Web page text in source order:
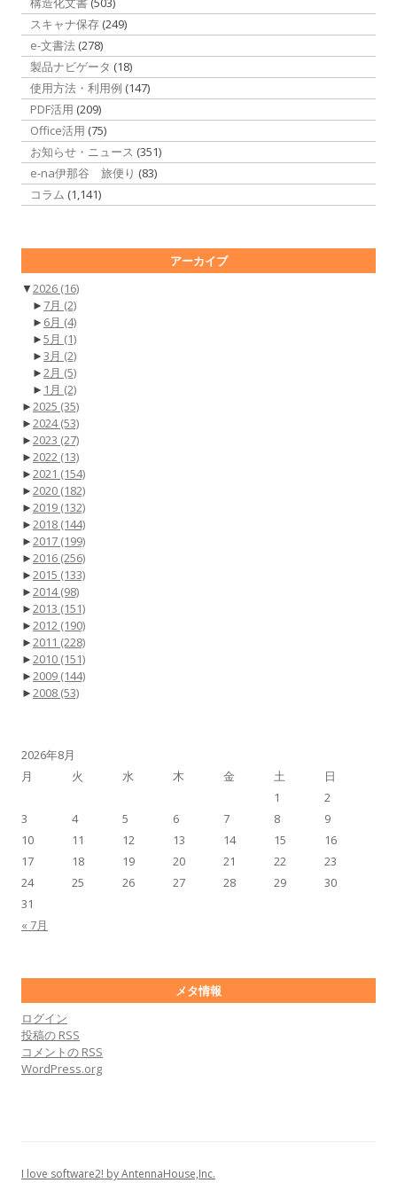
スキャナ保存 (249)
e-文書法 (278)
製品ナビゲータ (18)
使用方法・利用例 (147)
PDF活用 (209)
Office活用 (75)
お知らせ・ニュース (351)
e-na伊那谷 旅便り (83)
コラム (1,141)
アーカイブ
▼2026 (16)
► 7月 (2)
► 6月 (4)
►5月 (1)
►3月 (2)
►2月 (5)
► 1月 (2)
►2025 (35)
►2024(53)
►2023 (27)
►2022 (13)
►2021 (154)
►2020 (182)
►2019 (132)
►2018 (144)
►2017 (199)
►2016 (256)
►2015 (133)
►2014(98)
►2013 (151)
►2012 (190)
►2011 (228)
►2010 (151)
►2009 (144)
►2008 (53)
2026年8月
月
火 水 木 金 土 日
« 7月
1
2
3
4 5 6 7 8
9
10
11 12 13 14 15
16
17
18 19 20 21 22
23
24
25 26 27 28 29
30
31
メタ情報
ログイン
投稿の RSS
コメントの RSS
WordPress.org
I love software2! by AntennaHouse,Inc.